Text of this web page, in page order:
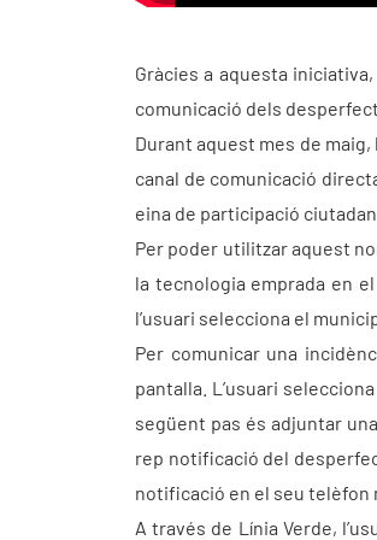
Gràcies a aquesta
comunicació dels
Durant aquest mes de maig,
canal de comunicació
eina de participació
Per poder utilitzar aquest
la tecnologia emprada en
l’usuari selecciona el
Per comunicar una
pantalla. L’usuari
següent pas és adjuntar
rep notificació del
notificació en el seu telèfon
A través de Línia Verde,